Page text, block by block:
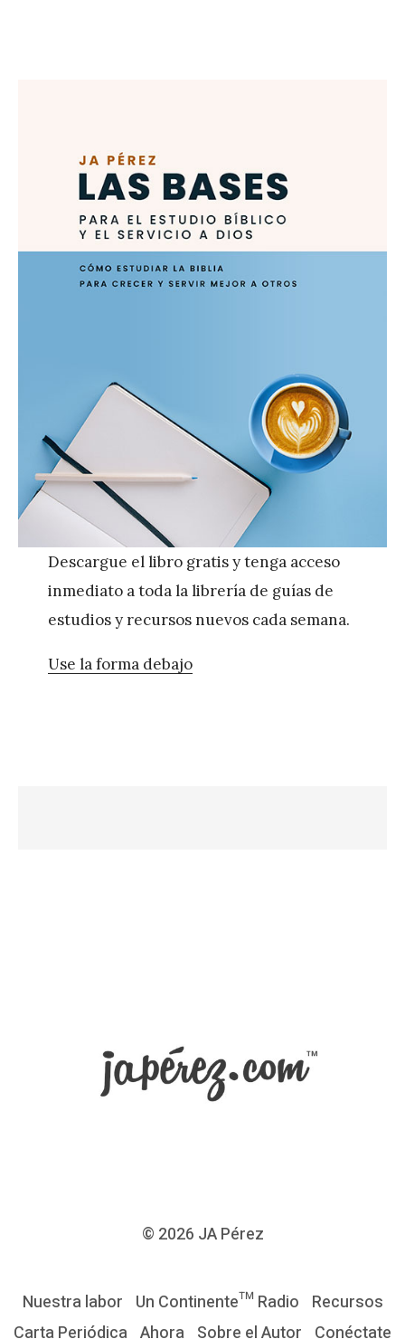
Descargue el libro gratis y tenga acceso
inmediato a toda la librería de guías de
estudios y recursos nuevos cada semana.
Use la forma debajo
© 2026 JA Pérez
Nuestra labor Un Continente™ Radio Recursos
Carta Periódica Ahora Sobre el Autor Conéctate